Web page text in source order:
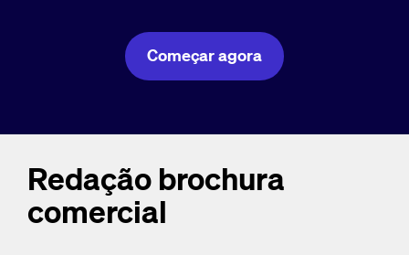
Começar agora
Redação brochura
comercial